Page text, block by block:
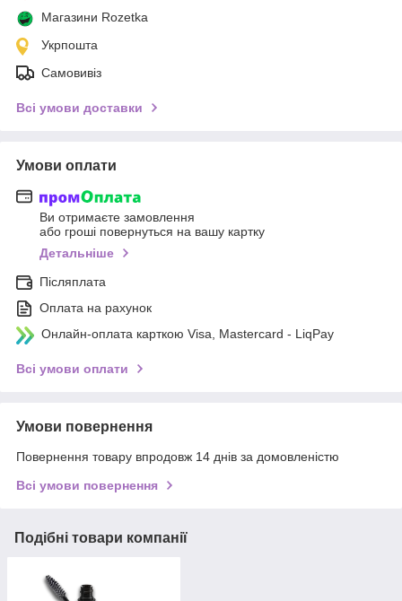
Магазини Rozetka
Укрпошта
Самовивіз
Всі умови доставки
Умови оплати
Ви отримаєте замовлення
або гроші повернуться на вашу картку
Детальніше
Післяплата
Оплата на рахунок
Онлайн-оплата карткою Visa, Mastercard - LiqPay
Всі умови оплати
Умови повернення
Повернення товару впродовж 14 днів за домовленістю
Всі умови повернення
Подібні товари компанії